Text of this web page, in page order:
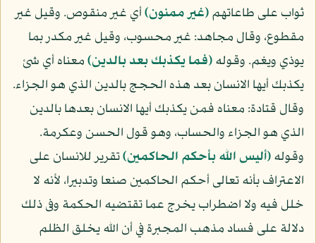
ثواب على طاعاتهم(غير ممنون)أي غير منقوص. وقيل غير
مقطوع، وقال مجاهد: غير محسوب، وقيل غير مكدر بما
يوذي ويغم. وقوله(فما يكذبك بعد بالدين)معناه أي شئ
يكذبك أيها الانسان بعد هذه الحجج بالدين الذي هو الجزاء.
وقال قتادة: معناه فمن يكذبك أيها الانسان بعدها بالدين
الذي هو الجزاء والحساب، وهو قول الحسن وعكرمة.
وقوله(أليس الله بأحكم الحاكمين)تقرير للانسان على
الاعتراف بأنه تعالى أحكم الحاكمين صنعا وتدبيرا، لأنه لا
خلل فيه ولا اضطراب يخرج عما تقتضيه الحكمة وفى ذلك
دلالة على فساد مذهب المجبرة في أن الله يخلق الظلم